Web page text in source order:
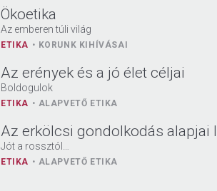
Ökoetika
Az emberen túli világ
ETIKA KORUNK KIHÍVÁSAI
Az erények és a jó élet céljai
Boldogulok
ETIKA ALAPVETŐ ETIKA
Az erkölcsi gondolkodás alapjai
Jót a rossztól…
ETIKA ALAPVETŐ ETIKA